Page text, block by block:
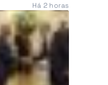
(SIC) anunciou,
de três
suspeitos de
que expôs
de
com
Há 2 horas